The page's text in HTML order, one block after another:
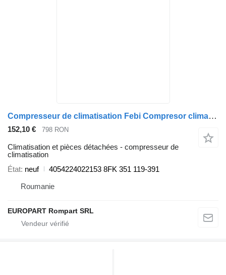
Compresseur de climatisation Febi Compresor climatizare DAF 4054224022153 pour tracteur routier DAF CF, XF 106
152,10 € 798 RON
Climatisation et pièces détachées - compresseur de
climatisation
État neuf
4054224022153 8FK 351 119-391
Roumanie
EUROPART Rompart SRL